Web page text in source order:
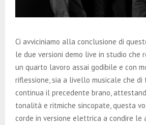
Ci avviciniamo alla conclusione di
le due versioni demo live in studio che
un quarto lavoro assai godibile e con
riflessione, sia a livello musicale che di
continua il precedente brano,
tonalità e ritmiche sincopate, questa
corde in versione elettrica a condire le